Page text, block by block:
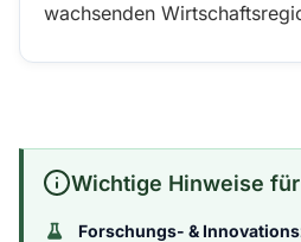
wachsenden
Wichtige Hinweise
Forschungs- &